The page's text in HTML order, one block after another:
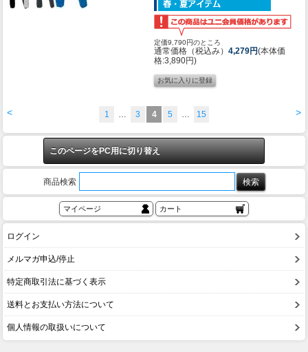
定価9,790円のところ
通常価格（税込み） 4,279円(本体価
格:3,890円)
< >
1 3 4 5 15
このページをPC用に切り替え
商品検索
マイページ カート
ログイン
メルマガ申込/停止
特定商取引法に基づく表示
送料とお支払い方法について
個人情報の取扱いについて